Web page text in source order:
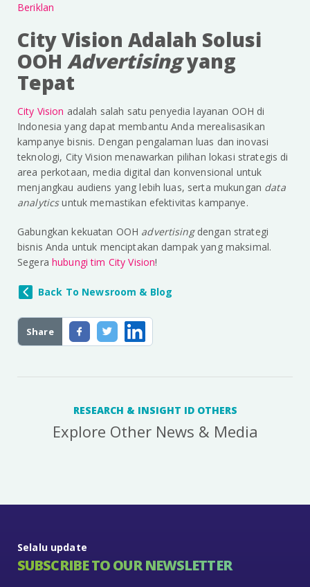
Share
Beriklan
City Vision Adalah Solusi
OOH Advertisingyang
Tepat
City Vision adalah salah satu penyedia layanan OOH di
Indonesia yang dapat membantu Anda merealisasikan
kampanye bisnis. Dengan pengalaman luas dan inovasi
teknologi, City Vision menawarkan pilihan lokasi strategis di
area perkotaan, media digital dan konvensional untuk
menjangkau audiens yang lebih luas, serta mukungan data
analyticsuntuk memastikan efektivitas kampanye.
Gabungkan kekuatan OOH advertising dengan strategi
bisnis Anda untuk menciptakan dampak yang maksimal.
Segera hubungi tim City Vision!
Back To Newsroom & Blog
RESEARCH & INSIGHT ID OTHERS
Explore Other News & Media
Selalu update
SUBSCRIBE TO OUR NEWSLETTER